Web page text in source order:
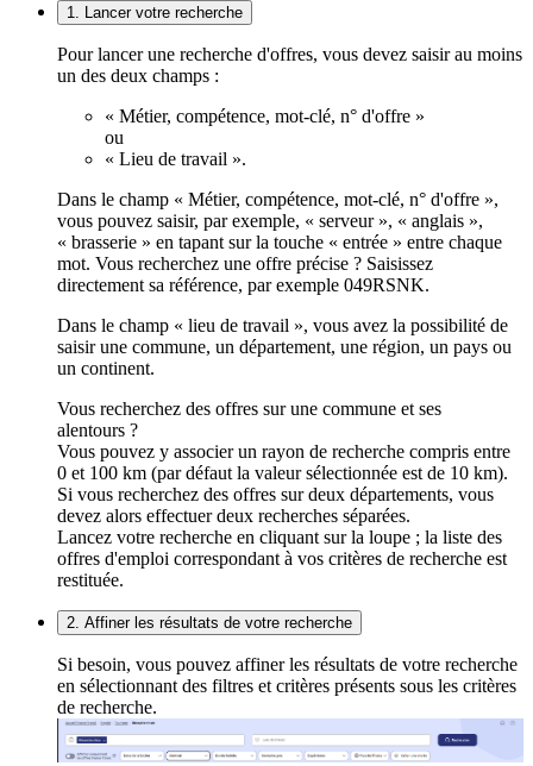
1. Lancer votre recherche
Pour lancer une recherche d'offres, vous devez saisir au moins
un des deux champs :
« Métier, compétence, mot-clé, n° d'offre »
ou
« Lieu de travail ».
Dans le champ « Métier, compétence, mot-clé, n° d'offre »,
vous pouvez saisir, par exemple, « serveur », « anglais »,
« brasserie » en tapant sur la touche « entrée » entre chaque
mot. Vous recherchez une offre précise ? Saisissez
directement sa référence, par exemple 049RSNK.
Dans le champ « lieu de travail », vous avez la possibilité de
saisir une commune, un département, une région, un pays ou
un continent.
Vous recherchez des offres sur une commune et ses
alentours ?
Vous pouvez y associer un rayon de recherche compris entre
0 et 100 km (par défaut la valeur sélectionnée est de 10 km).
Si vous recherchez des offres sur deux départements, vous
devez alors effectuer deux recherches séparées.
Lancez votre recherche en cliquant sur la loupe ; la liste des
offres d'emploi correspondant à vos critères de recherche est
restituée.
2. Affiner les résultats de votre recherche
Si besoin, vous pouvez affiner les résultats de votre recherche
en sélectionnant des filtres et critères présents sous les critères
de recherche.